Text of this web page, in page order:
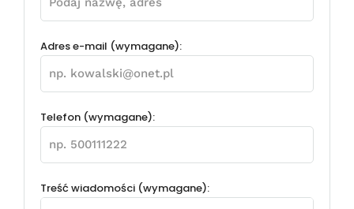
Adres e-mail (wymagane):
Telefon (wymagane):
Treść wiadomości (wymagane):